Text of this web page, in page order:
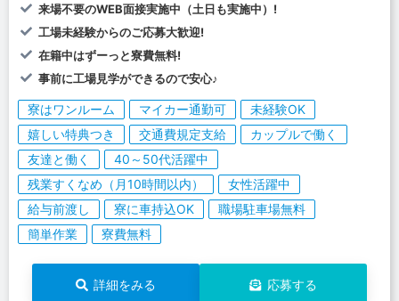
来場不要のWEB面接実施中（土日も実施中）!
工場未経験からのご応募大歓迎!
在籍中はずーっと寮費無料!
事前に工場見学ができるので安心♪
寮はワンルーム マイカー通勤可
未経験OK
嬉しい特典つき
交通費規定支給
カップルで働く
友達と働く
40～50代活躍中
残業すくなめ（月10時間以内）
女性活躍中
給与前渡し
寮に車持込OK
職場駐車場無料
簡単作業
寮費無料
詳細をみる 応募する